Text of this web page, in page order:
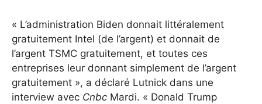
« L’administration Biden donnait littéralement
gratuitement Intel (de l’argent) et donnait de
l’argent TSMC gratuitement, et toutes ces
entreprises leur donnant simplement de l’argent
gratuitement », a déclaré Lutnick dans une
interview avec Cnbc Mardi. « Donald Trump